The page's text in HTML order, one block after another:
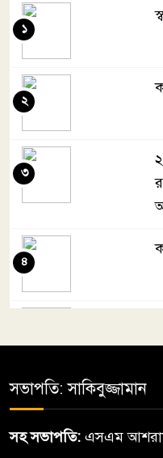
১
২
৩
৪
৬
সভাপতি: সাকিবুজ্জামান
সহ সভাপতি: এসএম